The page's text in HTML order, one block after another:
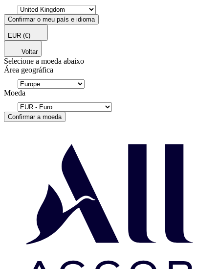
Confirmar o meu país e idioma
EUR (€)
Voltar
Selecione a moeda abaixo
Área geográfica
Moeda
Confirmar a moeda